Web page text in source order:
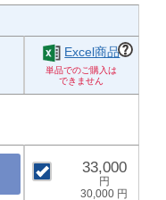
Excel商品
33,000
30,000